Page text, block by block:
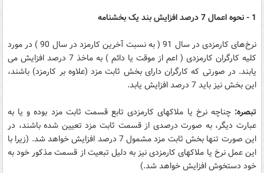
1 - نحوه اعمال 7 درصد افزایش بند یک بخشنامه
نرخ‌های کارمزدی در سال 91 ( به نسبت آخرین کارمزد در سال 90 ) در مورد
کلیه کارگران کارمزدی ( اعم از موقت یا دائم ) به ماخذ 7 درصد افزایش می
یابند. در صورتی که کارگران دارای بخش ثابت مزد (علاوه بر کارمزد) باشند،
این بخش نیز باید 7 درصد افزایش یابد.
تبصره: چناچه نرخ یا ملاکهای کارمزدی تابع قسمت ثابت مزد بوده و یا به
عبارت دیگر، به صورت درصدی از قسمت ثابت مزد تعیین شده باشند، در
این صورت تنها بخش ثابت مزد مشمول 7 درصد افزایش خواهد شد. (زیرا با
این عمل نرخ یا ملاکهای کارمزدی نیز به دلیل تبعیت از قسمت مذکور خود به
خود دستخوش افزایش خواهد شد.)